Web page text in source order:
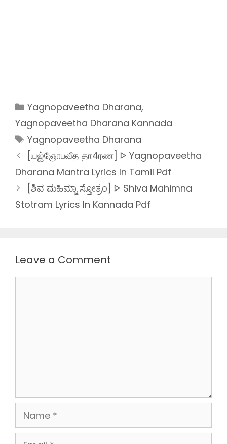
Categories
Yagnopaveetha Dharana,
Yagnopaveetha Dharana Kannada
Tags
Yagnopaveetha Dharana
[யஜ்ஞோபவீத தா4ரண] ᐈ Yagnopaveetha
Dharana Mantra Lyrics In Tamil Pdf
[ಶಿವ ಮಹಿಮ್ನಾ ಸ್ತೋತ್ರಂ] ᐈ Shiva Mahimna
Stotram Lyrics In Kannada Pdf
Leave a Comment
Name
Email